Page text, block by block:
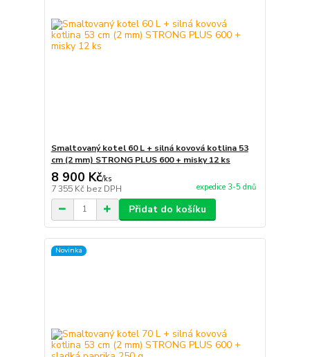
Smaltovaný kotel 60 L + silná kovová kotlina 53
cm (2 mm) STRONG PLUS 600 + misky 12 ks
8 900 Kč/ks
7 355 Kč bez DPH expedice 3-5 dnů
Přidat do košíku
Novinka